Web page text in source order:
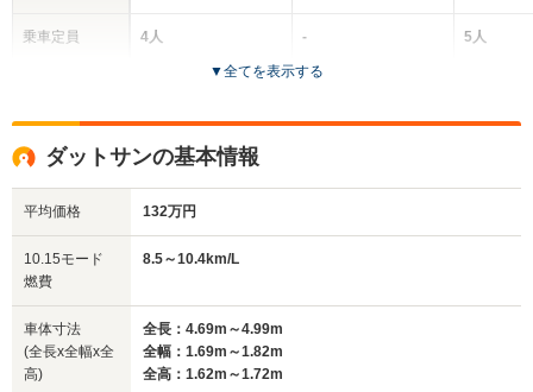
乗車定員
サイズ
(全長x全幅x全高)
4人
全高
1.69m
全幅
1.71m
-
2～4ドア
5人
▼全てを表示する
ダットサンの基本情報
平均価格 132万円
10.15モード
燃費
8.5～10.4km/L
車体寸法
(全長x全幅x全
高)
全長：4.69m～4.99m
全幅：1.69m～1.82m
全高：1.62m～1.72m